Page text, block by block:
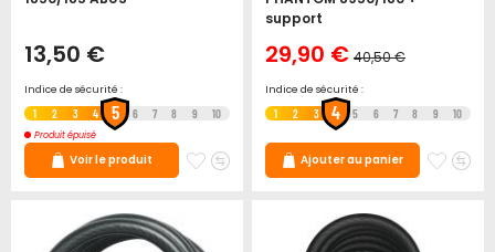
13,50 €
Indice de sécurité :
1 2 3 4 5 6 7 8 9 10
Produit épuisé
Voir le produit
AjouterAjouter
support
Prix
Spécial
29,90 € 40,50 €
Indice de sécurité :
1 2 3 4 5 6 7 8 9 10
Ajouter au panier